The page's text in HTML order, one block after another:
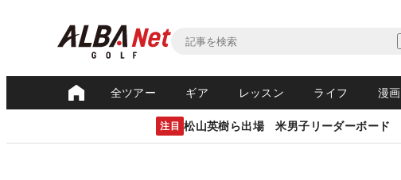
全ツアー ギア レッスン ライフ 漫画
注目 松山英樹ら出場 米男子リーダーボード